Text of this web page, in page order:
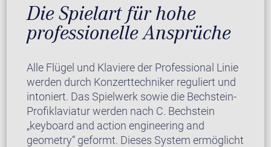
Die Spielart für hohe
professionelle Ansprüche
Alle Flügel und Klaviere der Professional Linie
werden durch Konzerttechniker reguliert und
intoniert. Das Spielwerk sowie die Bechstein-
Profiklaviatur werden nach C. Bechstein
„keyboard and action engineering and
geometry“ geformt. Dieses System ermöglicht